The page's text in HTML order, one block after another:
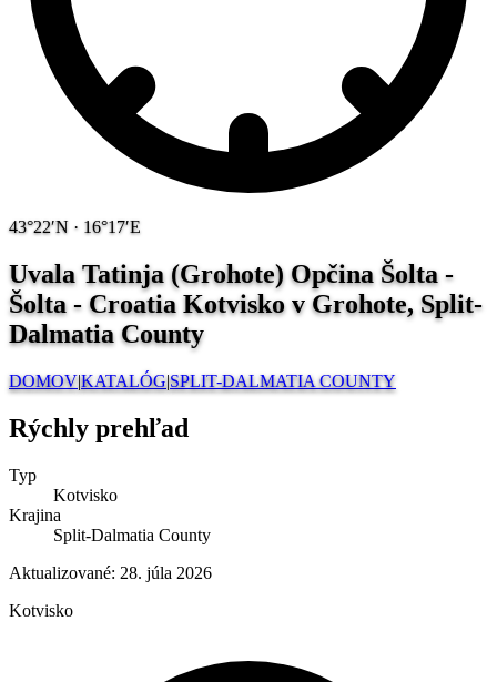
43°22′N · 16°17′E
Uvala Tatinja (Grohote) Opčina Šolta -
Šolta - CroatiaKotvisko v Grohote, Split-
Dalmatia County
DOMOV|KATALÓG|SPLIT-DALMATIA COUNTY
Rýchly prehľad
Typ
Kotvisko
Krajina
Split-Dalmatia County
Aktualizované: 28. júla 2026
Kotvisko